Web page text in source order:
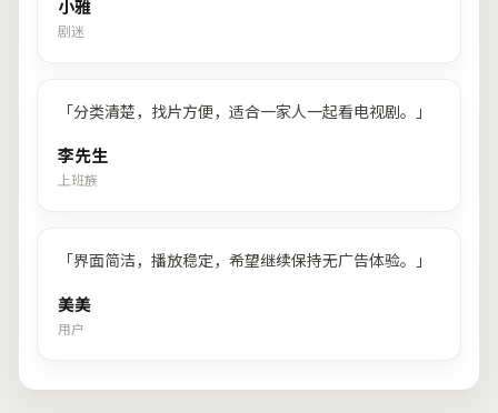
小雅
剧迷
「分类清楚，找片方便，适合一家人一起看电视剧。 」
李先生
上班族
「界面简洁，播放稳定，希望继续保持无广告体验。 」
美美
用户